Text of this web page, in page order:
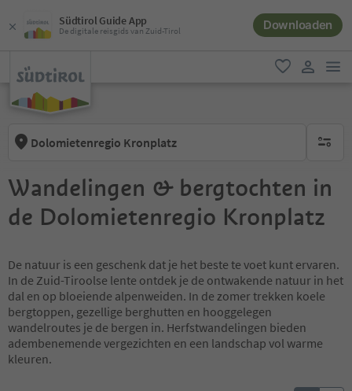
Südtirol Guide App
De digitale reisgids van Zuid-Tirol Downloaden
favoriet
Dolomietenregio Kronplatz geen
Wandelingen & bergtochten in
de Dolomietenregio Kronplatz
De natuur is een geschenk dat je het beste te voet kunt ervaren.
In de Zuid-Tiroolse lente ontdek je de ontwakende natuur in het
dal en op bloeiende alpenweiden. In de zomer trekken koele
bergtoppen, gezellige berghutten en hooggelegen
wandelroutes je de bergen in. Herfstwandelingen bieden
adembenemende vergezichten en een landschap vol warme
kleuren.